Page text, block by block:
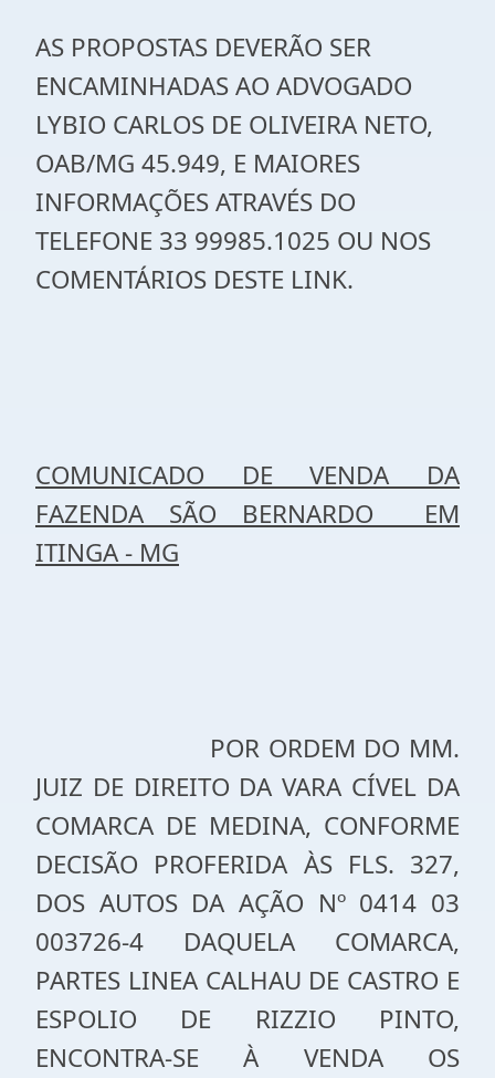
AS PROPOSTAS DEVERÃO SER
ENCAMINHADAS AO ADVOGADO
LYBIO CARLOS DE OLIVEIRA NETO,
OAB/MG 45.949, E MAIORES
INFORMAÇÕES ATRAVÉS DO
TELEFONE 33 99985.1025 OU NOS
COMENTÁRIOS DESTE LINK.
COMUNICADO DE VENDA DA
FAZENDA SÃO BERNARDO EM
ITINGA - MG
POR ORDEM DO MM.
JUIZ DE DIREITO DA VARA CÍVEL DA
COMARCA DE MEDINA, CONFORME
DECISÃO PROFERIDA ÀS FLS. 327,
DOS AUTOS DA AÇÃO Nº 0414 03
003726-4 DAQUELA COMARCA,
PARTES LINEA CALHAU DE CASTRO E
ESPOLIO DE RIZZIO PINTO,
ENCONTRA-SE À VENDA OS